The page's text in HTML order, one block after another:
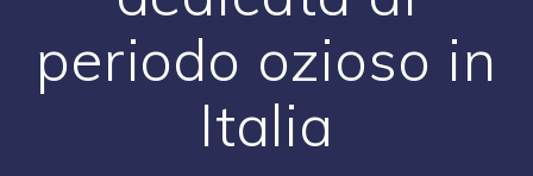
periodo ozioso in
Italia